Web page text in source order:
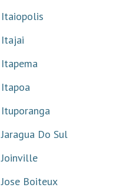
Itaiopolis
Itajai
Itapema
Itapoa
Ituporanga
Jaragua Do Sul
Joinville
Jose Boiteux